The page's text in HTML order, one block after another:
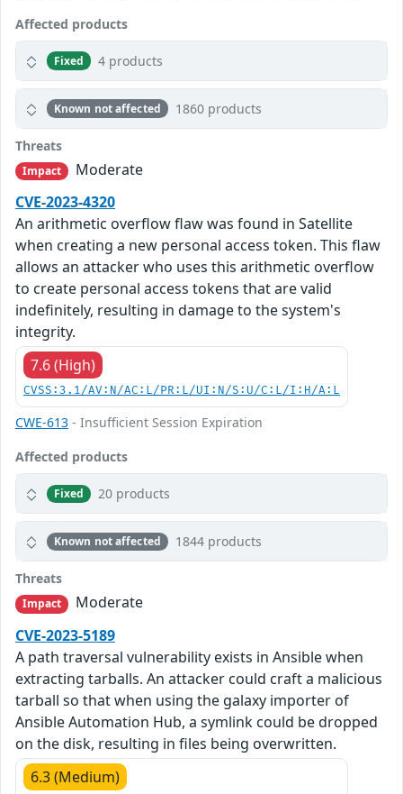
Affected products
Fixed 4 products
Known not affected 1860 products
Threats
Impact
Moderate
CVE-2023-4320
An arithmetic overflow flaw was found in Satellite
when creating a new personal access token. This flaw
allows an attacker who uses this arithmetic overflow
to create personal access tokens that are valid
indefinitely, resulting in damage to the system's
integrity.
7.6 (High)
CVSS:3.1/AV:N/AC:L/PR:L/UI:N/S:U/C:L/I:H/A:L
CWE-613 - Insufficient Session Expiration
Affected products
Fixed 20 products
Known not affected 1844 products
Threats
Impact
Moderate
CVE-2023-5189
A path traversal vulnerability exists in Ansible when
extracting tarballs. An attacker could craft a malicious
tarball so that when using the galaxy importer of
Ansible Automation Hub, a symlink could be dropped
on the disk, resulting in files being overwritten.
6.3 (Medium)